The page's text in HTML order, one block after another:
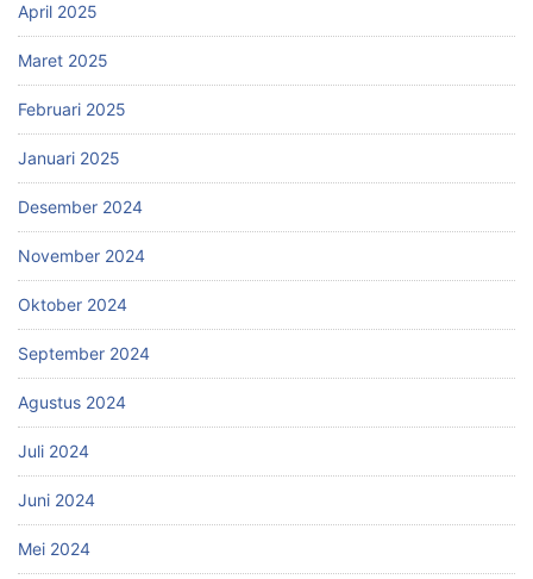
April 2025
Maret 2025
Februari 2025
Januari 2025
Desember 2024
November 2024
Oktober 2024
September 2024
Agustus 2024
Juli 2024
Juni 2024
Mei 2024